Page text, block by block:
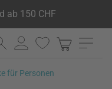
ab 150 CHF
für Personen